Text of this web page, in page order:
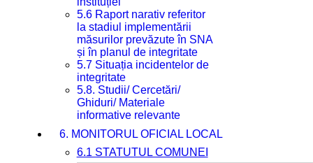
5.6 Raport narativ referitor
la stadiul implementării
măsurilor prevăzute în SNA
și în planul de integritate
5.7 Situația incidentelor de
integritate
5.8. Studii/ Cercetări/
Ghiduri/ Materiale
informative relevante
6. MONITORUL OFICIAL LOCAL
6.1 STATUTUL COMUNEI